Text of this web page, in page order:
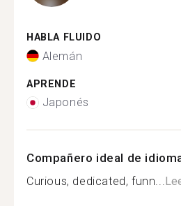
HABLA FLUIDO
Alemán
APRENDE
Japonés
Compañero ideal de
Curious, dedicated, funn...